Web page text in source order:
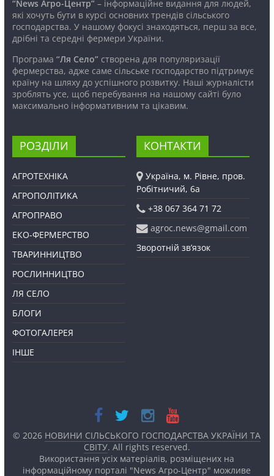
“News Агро-Центр”– інформаційне видання для людей,
які хочуть бути в курсі основних трендів сільського
господарства. У нашому фокусі знаходяться, перш за все,
дрібні та середні фермери України.
Програма “Ля Село”створена для популяризації
фермерства, адже саме сільське господарство підтримує
країну на шляху до успішного розвитку. Наші журналісти
зроблять усе, щоб перебування на нашому сайті було
максимально інформативним та цікавим.
РОЗДІЛИ
АГРОТЕХНІКА
АГРОПОЛІТИКА
АГРОПРАВО
ЕКО-ФЕРМЕРСТВО
ТВАРИННИЦТВО
РОСЛИННИЦТВО
ЛЯ СЕЛО
БЛОГИ
ФОТОГАЛЕРЕЯ
ІНШЕ
КОНТАКТИ
Україна, м. Рівне, пров.
Робітничий, 6а
+38 067 364 71 72
agroc.news@gmail.com
Зворотній зв’язок
© 2026 НОВИНИ СІЛЬСЬКОГО ГОСПОДАРСТВА УКРАЇНИ ТА
СВІТУ. All rights reserved.
Використання усіх матеріалів, розміщених на
інформаційному порталі "News Агро-Центр" можливе